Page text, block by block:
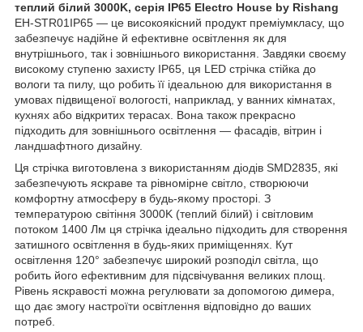
теплий білий 3000K, серія IP65 Electro House by Rishang
EH-STR01IP65 — це високоякісний продукт преміумкласу, що
забезпечує надійне й ефективне освітлення як для
внутрішнього, так і зовнішнього використання. Завдяки своєму
високому ступеню захисту IP65, ця LED стрічка стійка до
вологи та пилу, що робить її ідеальною для використання в
умовах підвищеної вологості, наприклад, у ванних кімнатах,
кухнях або відкритих терасах. Вона також прекрасно
підходить для зовнішнього освітлення — фасадів, вітрин і
ландшафтного дизайну.
Ця стрічка виготовлена з використанням діодів SMD2835, які
забезпечують яскраве та рівномірне світло, створюючи
комфортну атмосферу в будь-якому просторі. З
температурою світіння 3000K (теплий білий) і світловим
потоком 1400 Лм ця стрічка ідеально підходить для створення
затишного освітлення в будь-яких приміщеннях. Кут
освітлення 120° забезпечує широкий розподіл світла, що
робить його ефективним для підсвічування великих площ.
Рівень яскравості можна регулювати за допомогою димера,
що дає змогу настроїти освітлення відповідно до ваших
потреб.